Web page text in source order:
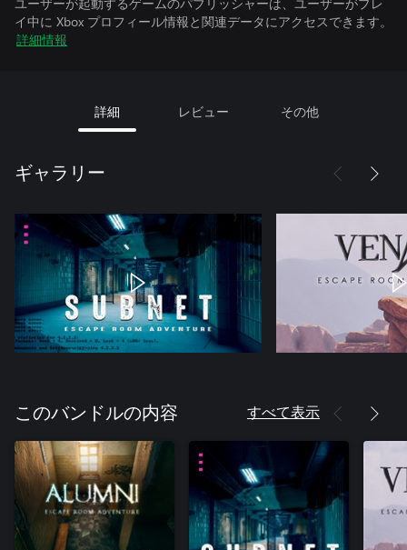
イ中に Xbox プロフィール情報と関連データにアクセスできます。
詳細情報
詳細 レビュー その他
ギャラリー
このバンドルの内容 すべて表示